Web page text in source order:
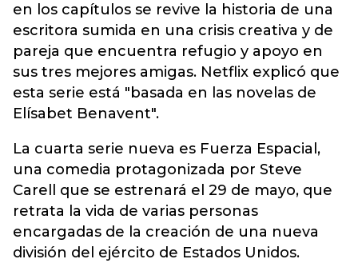
en los capítulos se revive la historia de una
escritora sumida en una crisis creativa y de
pareja que encuentra refugio y apoyo en
sus tres mejores amigas. Netflix explicó que
esta serie está "basada en las novelas de
Elísabet Benavent".
La cuarta serie nueva es Fuerza Espacial,
una comedia protagonizada por Steve
Carell que se estrenará el 29 de mayo, que
retrata la vida de varias personas
encargadas de la creación de una nueva
división del ejército de Estados Unidos.